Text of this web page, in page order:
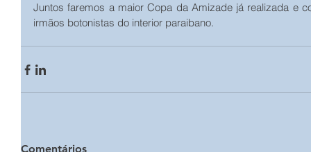
Juntos faremos a maior Copa da Amizade já realizada e
irmãos botonistas do interior paraibano.
Comentários